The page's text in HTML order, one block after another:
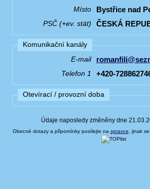
Místo Bystřice nad
PSČ (+ev. stát) ČESKÁ
Komunikační kanály
E-mail
Telefon 1 +420-
Otevírací / provozní doba
Údaje naposledy změněny dne
Obecné dotazy a připomínky posílejte na spravce , jinak